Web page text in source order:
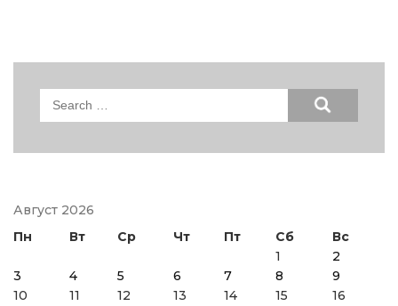
Search
Август 2026
Пн
Вт Ср Чт Пт Сб
Вс
1
2
3
4 5 6 7 8
9
10
11 12 13 14 15
16